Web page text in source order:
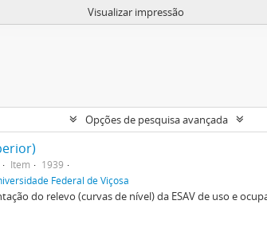
Visualizar impressão
Opções de pesquisa avançada
Item
1939
Federal de Viçosa
do relevo (curvas de nível) da ESAV de uso e